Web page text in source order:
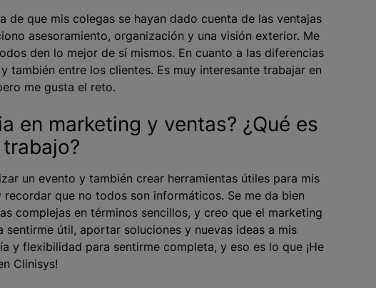
que mis colegas se hayan dado cuenta de las ventajas
asesoramiento, organización y una visión exterior. Me
den lo mejor de sí mismos. En cuanto a las diferencias
también entre los clientes. Es muy interesante trabajar en
me gusta el reto.
en marketing y ventas? ¿Qué es
un evento y también crear herramientas útiles para mis
que no todos son informáticos. Se me da bien
complejas en términos sencillos, y creo que el marketing
sentirme útil, aportar soluciones y nuevas ideas a mis
y flexibilidad para sentirme completa, y eso es lo que ¡He
Clinisys!